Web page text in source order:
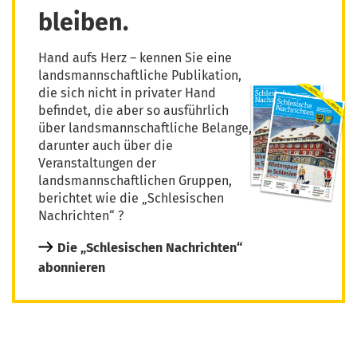
bleiben.
Hand aufs Herz – kennen Sie eine
landsmannschaftliche Publikation,
die sich nicht in privater Hand
befindet, die aber so ausführlich
über landsmannschaftliche Belange,
darunter auch über die
Veranstaltungen der
landsmannschaftlichen Gruppen,
berichtet wie die „Schlesischen
Nachrichten“ ?
Die „Schlesischen Nachrichten“
abonnieren